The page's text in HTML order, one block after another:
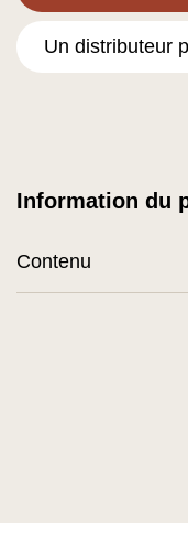
Un distributeur
Information du
Contenu